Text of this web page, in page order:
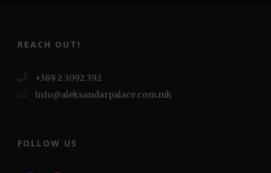
REACH OUT!
+389 2 3092 392
info@aleksandarpalace.com.mk
FOLLOW US